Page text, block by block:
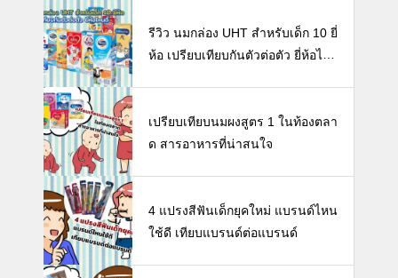
รีวิว นมกล่อง UHT สำหรับเด็ก 10 ยี่
ห้อ เปรียบเทียบกันตัวต่อตัว ยี่ห้อไห
เปรียบเทียบนมผงสูตร 1 ในท้องตลา
ด สารอาหารที่น่าสนใจ
4 แปรงสีฟันเด็กยุคใหม่ แบรนด์ไหน
ใช้ดี เทียบแบรนด์ต่อแบรนด์